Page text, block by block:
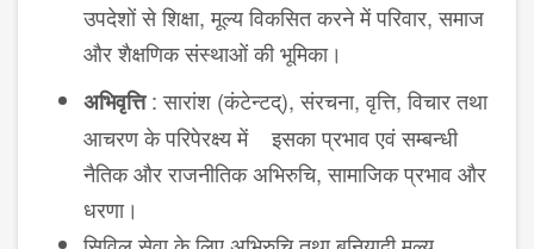
उपदेशों से शिक्षा, मूल्य विकसित करने में परिवार, समाज
और शैक्षणिक संस्थाओं की भूमिका।
अभिवृत्ति: सारांश (कंटेन्टद्), संरचना, वृत्ति, विचार तथा
आचरण के परिपेरक्ष्य में इसका प्रभाव एवं सम्बन्धी
नैतिक और राजनीतिक अभिरुचि, सामाजिक प्रभाव और
धरणा।